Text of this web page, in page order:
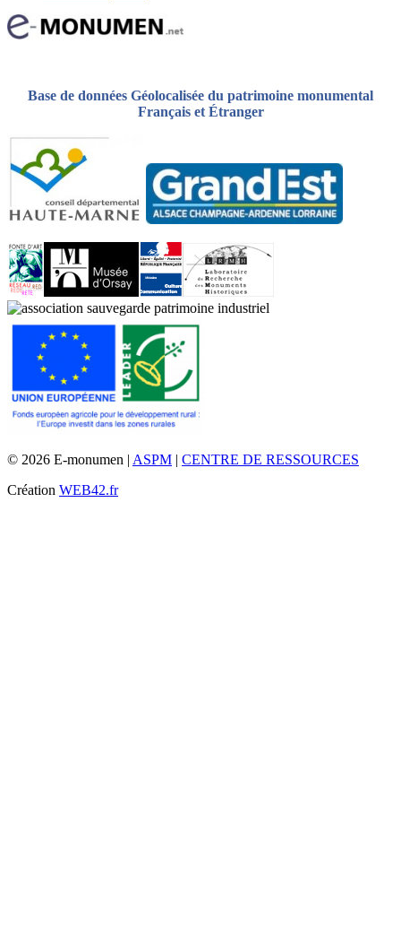
Base de données Géolocalisée du patrimoine monumental
Français et Étranger
© 2026 E-monumen | ASPM | CENTRE DE RESSOURCES
Création WEB42.fr